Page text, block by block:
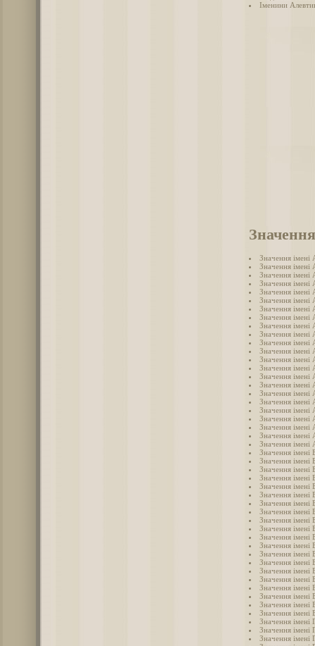
Іменини
Значення імені
Значення імені
Значення імені
Значення імені
Значення імені
Значення імені
Значення імені
Значення імені
Значення імені
Значення імені
Значення імені
Значення імені
Значення імені
Значення імені
Значення імені
Значення імені
Значення імені
Значення імені
Значення імені
Значення імені
Значення імені
Значення імені
Значення імені
Значення імені
Значення імені
Значення імені
Значення імені
Значення імені
Значення імені
Значення імені
Значення імені
Значення імені
Значення імені
Значення імені
Значення імені
Значення імені
Значення імені
Значення імені
Значення імені
Значення імені
Значення
Значення імені
Значення імені
Значення імені
Значення імені
Значення імені